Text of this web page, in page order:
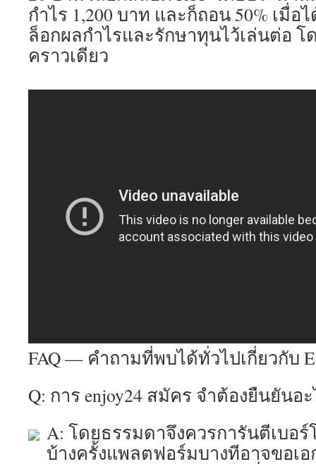
กำไร 1,200 บาท และก็ถอน 50% เมื่อ
ล็อกผลกำไรและรักษาทุนไว้เล่นต่อ
คราวเดียว
FAQ — คำถามที่พบได้ทั่วไปเกี่ยวกับ
Q: การ enjoy24 สมัคร จำต้องยืนยันอะ
A: โดยธรรมดาจึงควรการันตีเบอ
บ้างครั้งแพลตฟอร์มบางทีอาจขอเอ